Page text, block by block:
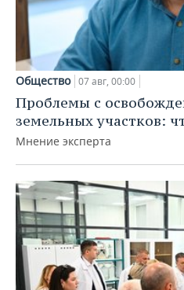
Общество 07 авг, 00:00
Проблемы с
земельных участков:
Мнение эксперта